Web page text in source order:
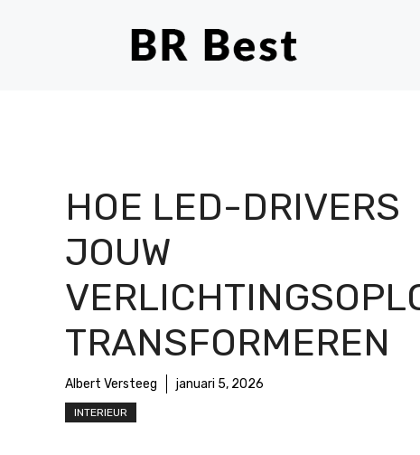
HOE LED-DRIVERS
JOUW
TRANSFORMEREN
Albert Versteeg januari 5, 2026
INTERIEUR